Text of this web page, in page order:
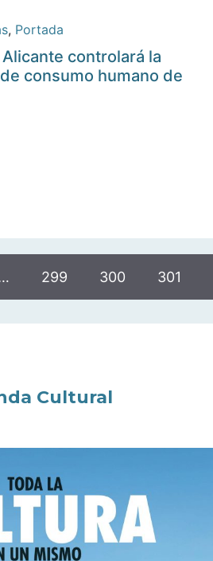
, Portada
controlará la
consumo humano de
299 300 301
Cultural